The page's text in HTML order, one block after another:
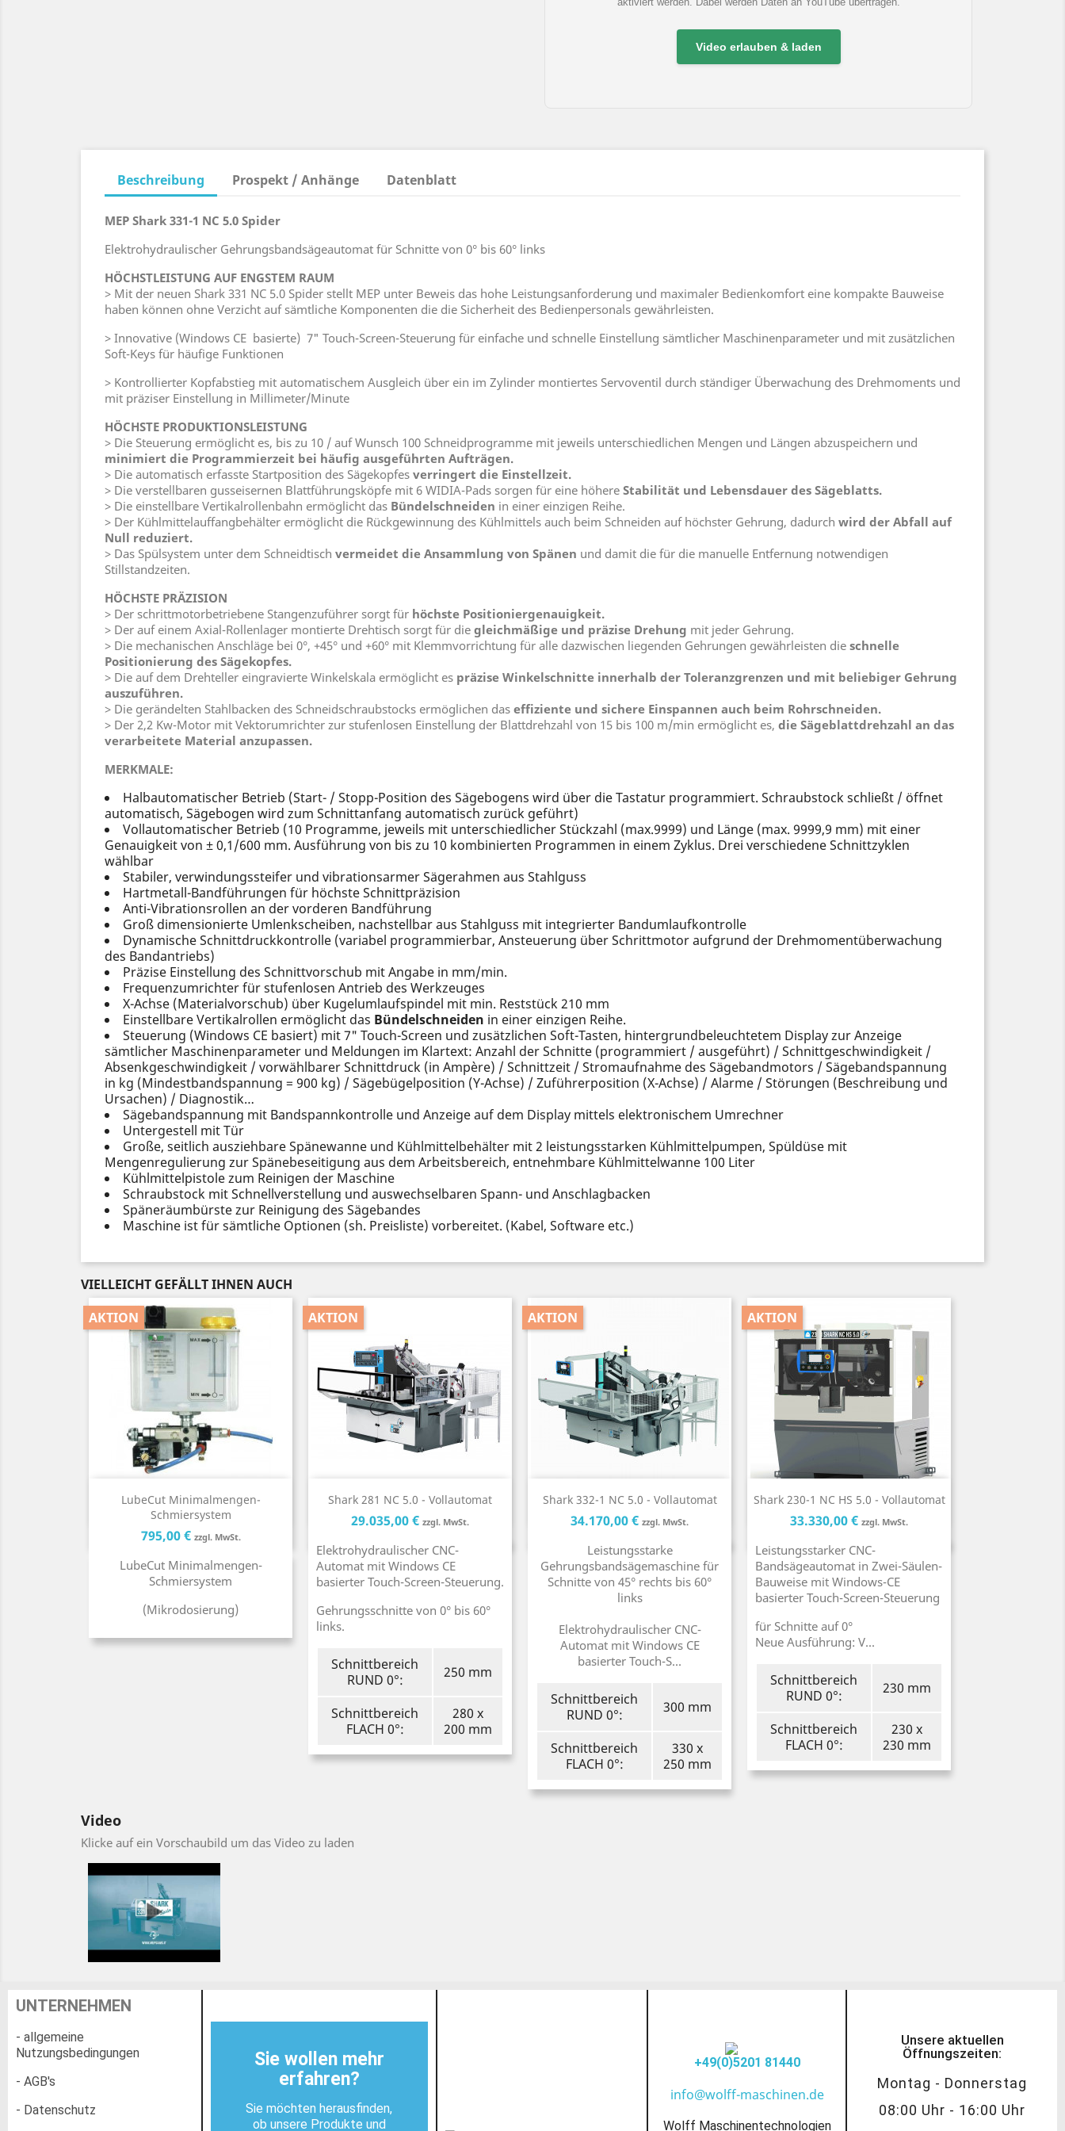
Video erlauben & laden
Beschreibung Prospekt / Anhänge Datenblatt
MEP Shark 331-1 NC 5.0 Spider
Elektrohydraulischer Gehrungsbandsägeautomat für Schnitte von 0° bis 60° links
HÖCHSTLEISTUNG AUF ENGSTEM RAUM
> Mit der neuen Shark 331 NC 5.0 Spider stellt MEP unter Beweis das hohe Leistungsanforderung und maximaler Bedienkomfort eine kompakte Bauweise
haben können ohne Verzicht auf sämtliche Komponenten die die Sicherheit des Bedienpersonals gewährleisten.
> Innovative (Windows CE basierte) 7" Touch-Screen-Steuerung für einfache und schnelle Einstellung sämtlicher Maschinenparameter und mit zusätzlichen
Soft-Keys für häufige Funktionen
> Kontrollierter Kopfabstieg mit automatischem Ausgleich über ein im Zylinder montiertes Servoventil durch ständiger Überwachung des Drehmoments und
mit präziser Einstellung in Millimeter/Minute
HÖCHSTE PRODUKTIONSLEISTUNG
> Die Steuerung ermöglicht es, bis zu 10 / auf Wunsch 100 Schneidprogramme mit jeweils unterschiedlichen Mengen und Längen abzuspeichern und
minimiert die Programmierzeit bei häufig ausgeführten Aufträgen.
> Die automatisch erfasste Startposition des Sägekopfes verringert die Einstellzeit.
> Die verstellbaren gusseisernen Blattführungsköpfe mit 6 WIDIA-Pads sorgen für eine höhere Stabilität und Lebensdauer des Sägeblatts.
> Die einstellbare Vertikalrollenbahn ermöglicht das Bündelschneiden in einer einzigen Reihe.
> Der Kühlmittelauffangbehälter ermöglicht die Rückgewinnung des Kühlmittels auch beim Schneiden auf höchster Gehrung, dadurch wird der Abfall auf
Null reduziert.
> Das Spülsystem unter dem Schneidtisch vermeidet die Ansammlung von Spänen und damit die für die manuelle Entfernung notwendigen
Stillstandzeiten.
HÖCHSTE PRÄZISION
> Der schrittmotorbetriebene Stangenzuführer sorgt für höchste Positioniergenauigkeit.
> Der auf einem Axial-Rollenlager montierte Drehtisch sorgt für die gleichmäßige und präzise Drehung mit jeder Gehrung.
> Die mechanischen Anschläge bei 0°, +45° und +60° mit Klemmvorrichtung für alle dazwischen liegenden Gehrungen gewährleisten die schnelle
Positionierung des Sägekopfes.
> Die auf dem Drehteller eingravierte Winkelskala ermöglicht es präzise Winkelschnitte innerhalb der Toleranzgrenzen und mit beliebiger Gehrung
auszuführen.
> Die gerändelten Stahlbacken des Schneidschraubstocks ermöglichen das effiziente und sichere Einspannen auch beim Rohrschneiden.
> Der 2,2 Kw-Motor mit Vektorumrichter zur stufenlosen Einstellung der Blattdrehzahl von 15 bis 100 m/min ermöglicht es, die Sägeblattdrehzahl an das
verarbeitete Material anzupassen.
MERKMALE:
Halbautomatischer Betrieb (Start- / Stopp-Position des Sägebogens wird über die Tastatur programmiert. Schraubstock schließt / öffnet
automatisch, Sägebogen wird zum Schnittanfang automatisch zurück geführt)
Vollautomatischer Betrieb (10 Programme, jeweils mit unterschiedlicher Stückzahl (max.9999) und Länge (max. 9999,9 mm) mit einer
Genauigkeit von ± 0,1/600 mm. Ausführung von bis zu 10 kombinierten Programmen in einem Zyklus. Drei verschiedene Schnittzyklen
wählbar
Stabiler, verwindungssteifer und vibrationsarmer Sägerahmen aus Stahlguss
Hartmetall-Bandführungen für höchste Schnittpräzision
Anti-Vibrationsrollen an der vorderen Bandführung
Groß dimensionierte Umlenkscheiben, nachstellbar aus Stahlguss mit integrierter Bandumlaufkontrolle
Dynamische Schnittdruckkontrolle (variabel programmierbar, Ansteuerung über Schrittmotor aufgrund der Drehmomentüberwachung
des Bandantriebs)
Präzise Einstellung des Schnittvorschub mit Angabe in mm/min.
Frequenzumrichter für stufenlosen Antrieb des Werkzeuges
X-Achse (Materialvorschub) über Kugelumlaufspindel mit min. Reststück 210 mm
Einstellbare Vertikalrollen ermöglicht das Bündelschneiden in einer einzigen Reihe.
Steuerung (Windows CE basiert) mit 7" Touch-Screen und zusätzlichen Soft-Tasten, hintergrundbeleuchtetem Display zur Anzeige
sämtlicher Maschinenparameter und Meldungen im Klartext: Anzahl der Schnitte (programmiert / ausgeführt) / Schnittgeschwindigkeit /
Absenkgeschwindigkeit / vorwählbarer Schnittdruck (in Ampère) / Schnittzeit / Stromaufnahme des Sägebandmotors / Sägebandspannung
in kg (Mindestbandspannung = 900 kg) / Sägebügelposition (Y-Achse) / Zuführerposition (X-Achse) / Alarme / Störungen (Beschreibung und
Ursachen) / Diagnostik…
Sägebandspannung mit Bandspannkontrolle und Anzeige auf dem Display mittels elektronischem Umrechner
Untergestell mit Tür
Große, seitlich ausziehbare Spänewanne und Kühlmittelbehälter mit 2 leistungsstarken Kühlmittelpumpen, Spüldüse mit
Mengenregulierung zur Spänebeseitigung aus dem Arbeitsbereich, entnehmbare Kühlmittelwanne 100 Liter
Kühlmittelpistole zum Reinigen der Maschine
Schraubstock mit Schnellverstellung und auswechselbaren Spann- und Anschlagbacken
Späneräumbürste zur Reinigung des Sägebandes
Maschine ist für sämtliche Optionen (sh. Preisliste) vorbereitet. (Kabel, Software etc.)
VIELLEICHT GEFÄLLT IHNEN AUCH
LubeCut Minimalmengen-
Schmiersystem
AKTION
Preis
795,00 € zzgl. MwSt.Preis
LubeCut Minimalmengen-
Schmiersystem
(Mikrodosierung)
Kurzinfo Shark 281 NC 5.0 - Vollautomat
AKTION
Preis
29.035,00 € zzgl. MwSt.Preis
Elektrohydraulischer CNC-
Automat mit Windows CE
basierter Touch-Screen-Steuerung.
Gehrungsschnitte von 0° bis 60°
links.
Schnittbereich
RUND 0°:
250 mm
Schnittbereich
FLACH 0°:
280 x
200 mm
Kurzinfo Shark 332-1 NC 5.0 - Vollautomat
AKTION
Preis
34.170,00 € zzgl. MwSt.Preis
Leistungsstarke
Gehrungsbandsägemaschine für
Schnitte von 45° rechts bis 60°
links
Elektrohydraulischer CNC-
Automat mit Windows CE
basierter Touch-S...
Schnittbereich
RUND 0°:
300 mm
Schnittbereich
FLACH 0°:
330 x
250 mm
Kurzinfo Shark 230-1 NC HS 5.0 - Vollautomat
AKTION
Preis
33.330,00 € zzgl. MwSt.Preis
Leistungsstarker CNC-
Bandsägeautomat in Zwei-Säulen-
Bauweise mit Windows-CE
basierter Touch-Screen-Steuerung
für Schnitte auf 0°
Neue Ausführung: V...
Schnittbereich
RUND 0°:
230 mm
Schnittbereich
FLACH 0°:
230 x
230 mm
Kurzinfo
Video
Klicke auf ein Vorschaubild um das Video zu laden
UNTERNEHMEN
- allgemeine
Nutzungsbedingungen
- AGB's
- Datenschutz
Sie wollen mehr
erfahren?
Sie möchten herausfinden,
ob unsere Produkte und
+49(0)5201 81440
info@wolff-maschinen.de
Wolff Maschinentechnologien
Unsere aktuellen
Öffnungszeiten:
Montag - Donnerstag
08:00 Uhr - 16:00 Uhr